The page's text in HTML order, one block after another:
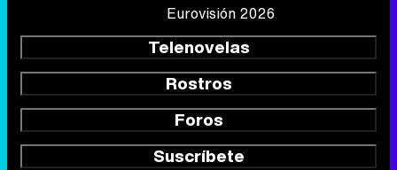
Eurovisión 2026
Telenovelas
Rostros
Foros
Suscríbete